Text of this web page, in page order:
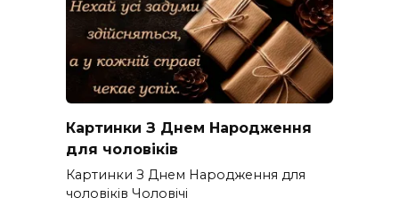
Картинки З Днем Народження
для чоловіків​
Картинки З Днем Народження для
чоловіків​ Чоловічі